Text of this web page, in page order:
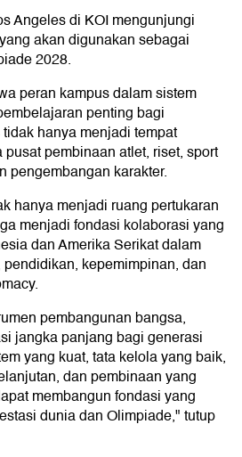
Angeles di KOI mengunjungi
akan digunakan sebagai
2028.
peran kampus dalam sistem
penting bagi
hanya menjadi tempat
pembinaan atlet, riset, sport
pengembangan karakter.
hanya menjadi ruang pertukaran
menjadi fondasi kolaborasi yang
dan Amerika Serikat dalam
kepemimpinan, dan
pembangunan bangsa,
jangka panjang bagi generasi
yang kuat, tata kelola yang baik,
dan pembinaan yang
membangun fondasi yang
dunia dan Olimpiade," tutup